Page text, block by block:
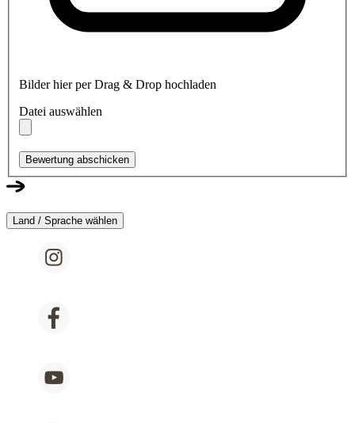
Bilder hier per Drag & Drop hochladen
Datei auswählen
Bewertung abschicken
Land / Sprache wählen